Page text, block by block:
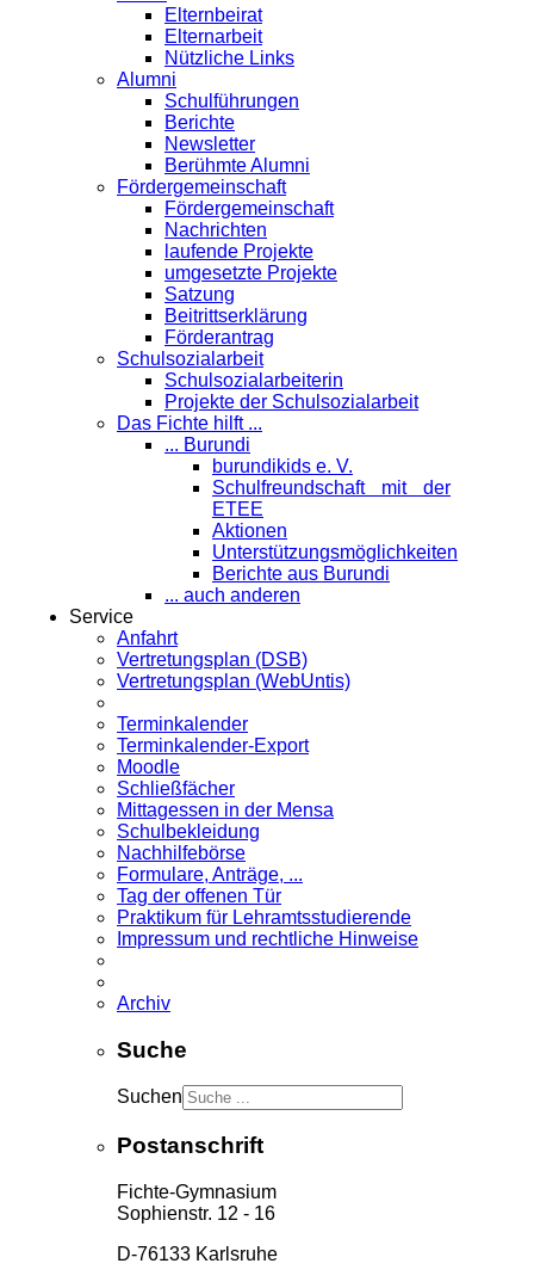
Elternbeirat
Elternarbeit
Nützliche Links
Alumni
Schulführungen
Berichte
Newsletter
Berühmte Alumni
Förder­gemeinschaft
Fördergemeinschaft
Nachrichten
laufende Projekte
umgesetzte Projekte
Satzung
Beitrittserklärung
Förderantrag
Schul­sozialarbeit
Schulsozialarbeiterin
Projekte der Schulsozialarbeit
Das Fichte hilft ...
... Burundi
burundikids e. V.
Schulfreundschaft mit der
ETEE
Aktionen
Unterstützungsmöglichkeiten
Berichte aus Burundi
... auch anderen
Service
Anfahrt
Vertretungsplan (DSB)
Vertretungsplan (WebUntis)
Terminkalender
Terminkalender-Export
Moodle
Schließfächer
Mittagessen in der Mensa
Schulbekleidung
Nachhilfebörse
Formulare, Anträge, ...
Tag der offenen Tür
Praktikum für Lehramts­studierende
Impressum und rechtliche Hinweise
Archiv
Suche
Suchen
Postanschrift
Fichte-Gymnasium
Sophienstr. 12 - 16
D-76133 Karlsruhe